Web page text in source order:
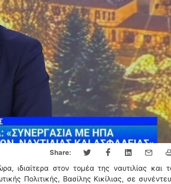
Share:
ιδιαίτερα στον τομέα της ναυτιλίας και
Πολιτικής, Βασίλης Κικίλιας, σε